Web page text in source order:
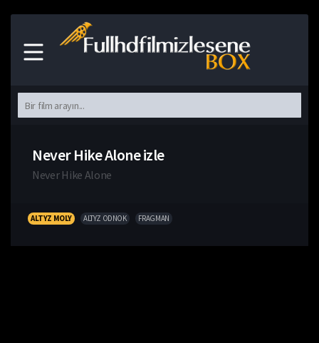
Never Hike Alone izle
Never Hike Alone
ALTYZ MOLY ALTYZ ODNOK FRAGMAN